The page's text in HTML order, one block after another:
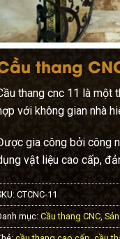
thang
thang cnc 11 là một
với không gian nhà
gia công bởi công
vật liệu cao cấp,
CTCNC-11
mục: Cầu thang CNC,